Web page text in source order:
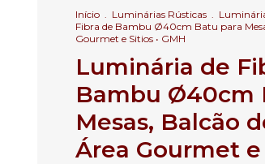
Início . Luminárias Rústicas .
Fibra de Bambu Ø40cm Batu para
Gourmet e Sitios • GMH
Luminária de
Bambu Ø40cm
Mesas, Balcão
Área Gourmet e